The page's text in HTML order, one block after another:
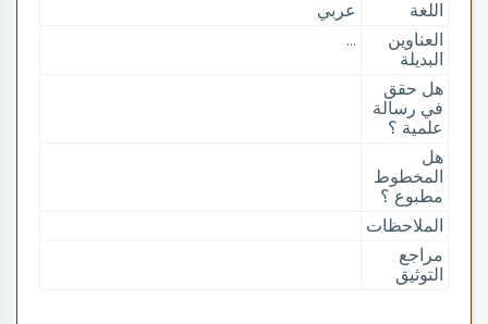
اللغة
عربي
العناوين
البديلة
...
هل حقق
في رسالة
علمية ؟
هل
المخطوط
مطبوع ؟
الملاحظات
مراجع
التوثيق